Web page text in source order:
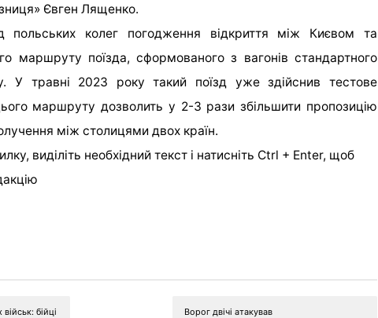
Євген Лященко.
польських колег погодження відкриття між Києвом та
маршруту поїзда, сформованого з вагонів стандартного
У травні 2023 року такий поїзд уже здійснив тестове
маршруту дозволить у 2-3 рази збільшити пропозицію
між столицями двох країн.
виділіть необхідний текст і натисніть Ctrl + Enter, щоб
бійці
Ворог двічі атакував